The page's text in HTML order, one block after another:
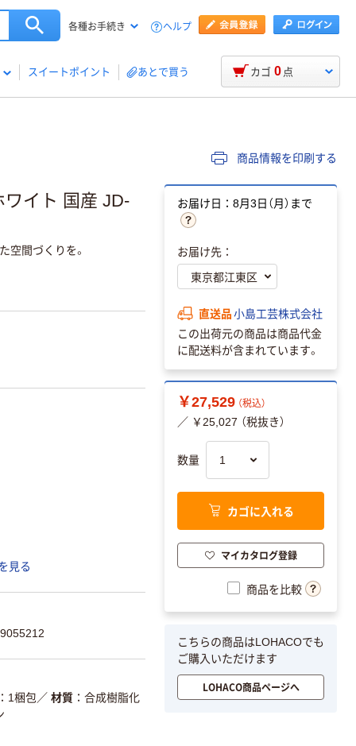
各種お手続き ヘルプ
スイートポイント あとで買う カゴ 0 点
商品情報を印刷する
イト 国産 JD-
空間づくりを。
見る
1梱包 ／ 材質
合成樹脂化
お届け日：8月3日（月）まで
お届け先：
直送品小島工芸株式会社
この出荷元の商品は商品代金
に配送料が含まれています。
￥27,529 （税込）
／ ￥25,027 （税抜き）
数量
カゴに入れる
マイカタログ登録
商品を比較
こちらの商品はLOHACOでも
ご購入いただけます
LOHACO商品ページへ